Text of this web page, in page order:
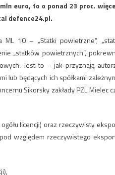
euro, to o ponad 23 proc.
defence24.pl.
10 – „Statki powietrzne”,
„statków powietrznych”,
Jest to – jak przyznają
lub będących ich spółkami
Sikorsky zakłady PZL Mielec
licencji) oraz rzeczywisty
względem rzeczywistego